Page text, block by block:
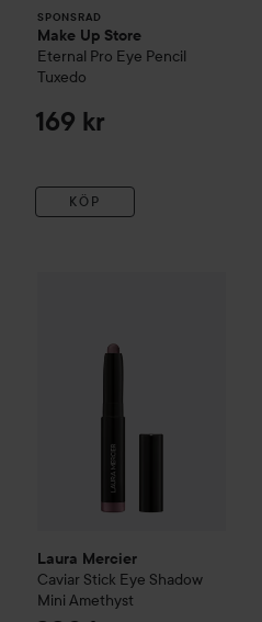
SPONSRAD
Make Up Store
Eternal Pro Eye Pencil
Tuxedo
169 kr
KÖP
Laura Mercier
Caviar Stick Eye Shadow
Mini Amethyst